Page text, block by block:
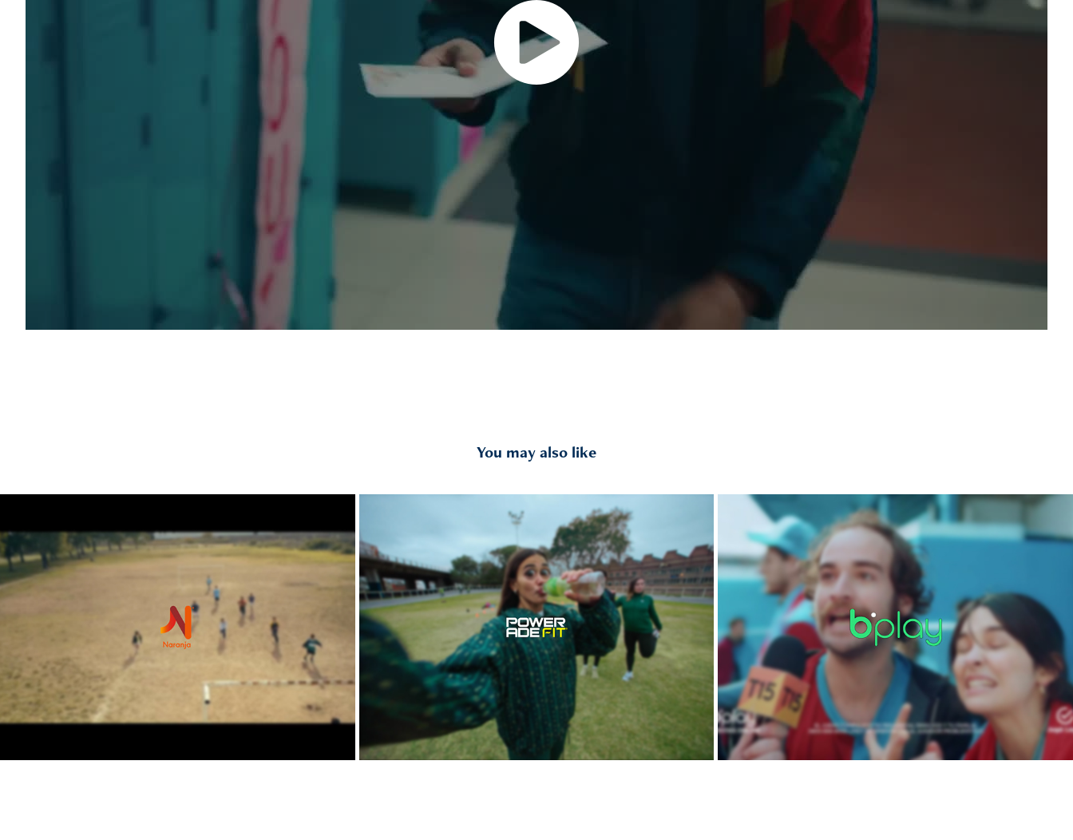
You may also like
Comercial Tarjeta Naranja Copa América
Centenario
2017
Lanzamiento Powerade FIT
2021
Bplay Lanzamiento
2023